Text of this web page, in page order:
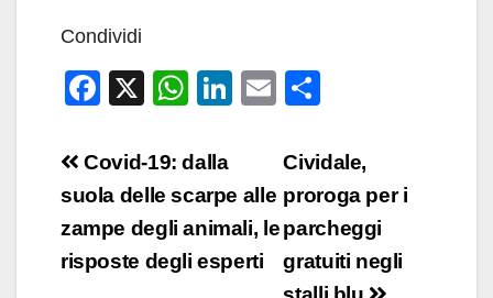
Condividi
F
c
e
b
o
X
W
at
s
A
p
Li
e
dI
n
E
ail n
di
vi
di
Navigazione
articoli
Cividale,
proroga per i
parcheggi
gratuiti negli
Covid-19: dalla
suola delle scarpe alle
zampe degli animali, le
risposte degli esperti